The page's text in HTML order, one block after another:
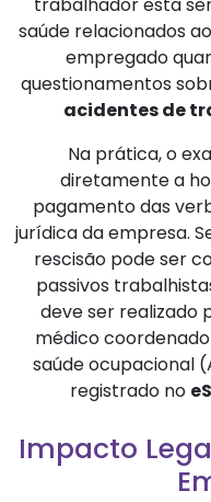
trabalhador está
saúde relacionados
empregado
questionamentos
acidentes de
Na prática, o
diretamente a
pagamento das
jurídica da empresa.
rescisão pode ser
passivos
deve ser realizado
médico
saúde ocupacional
registrado no
Impacto